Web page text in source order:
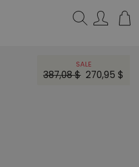
SALE
387,08 $ 270,95 $